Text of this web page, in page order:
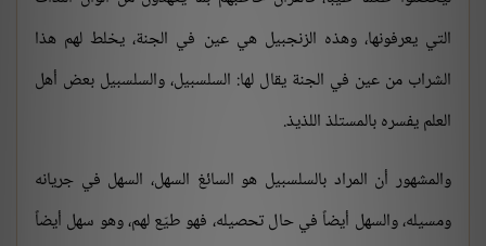
التي يعرفونها، وهذه الزنجبيل هي عين في الجنة، يخلط لهم هذا
الشراب من عين في الجنة يقال لها: السلسبيل، والسلسبيل بعض أهل
العلم يفسره بالمستلذ اللذيذ.
والمشهور أن المراد بالسلسبيل هو السائغ السهل، السهل في جريانه
ومسيله، والسهل أيضاً في حال تحصيله، فهو طيّع لهم، وهو سهل أيضاً